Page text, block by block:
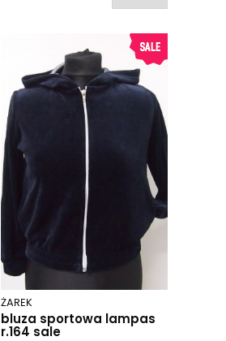
ŻAREK
bluza sportowa lampas
r.164 sale